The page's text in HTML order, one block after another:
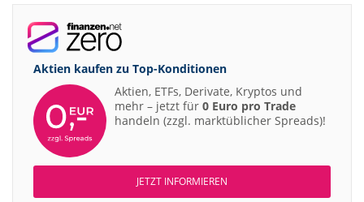
Aktien kaufen zu Top-Konditionen
Aktien, ETFs, Derivate, Kryptos und
mehr – jetzt für 0 Euro pro Trade
handeln (zzgl. marktüblicher Spreads)!
JETZT INFORMIEREN